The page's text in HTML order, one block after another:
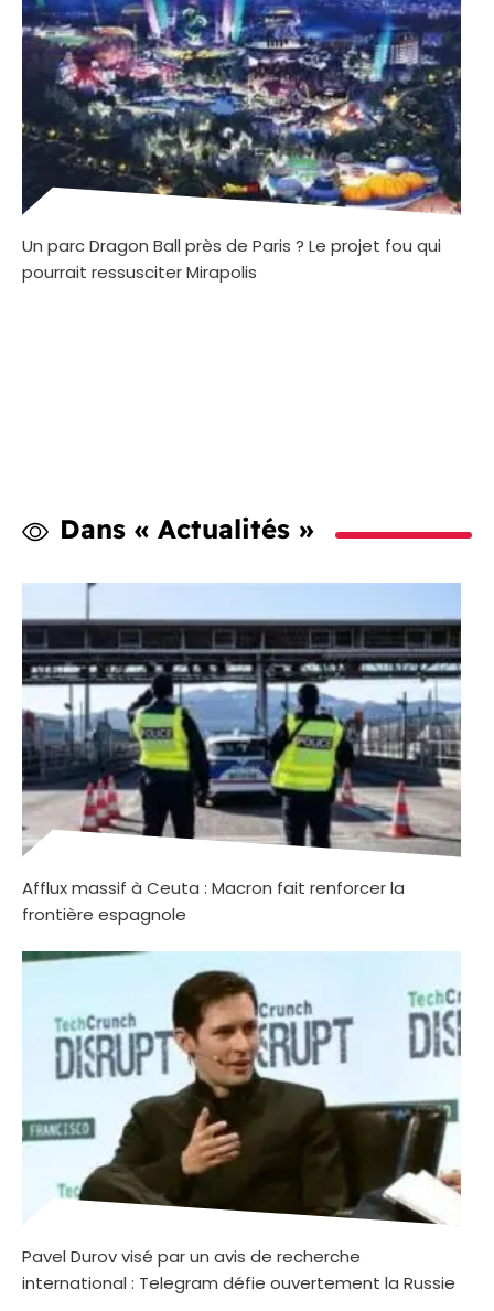
Un parc Dragon Ball près de Paris ? Le projet fou qui
pourrait ressusciter Mirapolis
Dans « Actualités »
Afflux massif à Ceuta : Macron fait renforcer la
frontière espagnole
Pavel Durov visé par un avis de recherche
international : Telegram défie ouvertement la Russie